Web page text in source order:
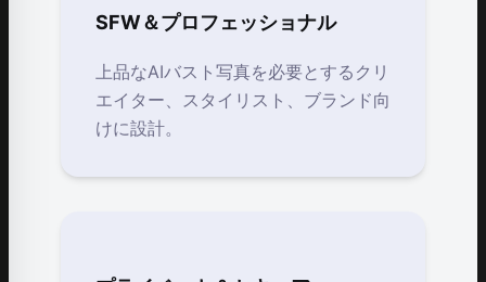
SFW＆プロフェッショナル
上品なAIバスト写真を必要とするクリ
エイター、スタイリスト、ブランド向
けに設計。